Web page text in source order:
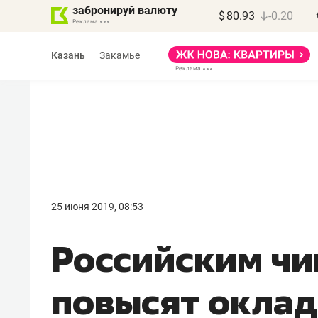
забронируй валюту $ 80.93 -0.20
Казань Закамье
25 июня 2019, 08:53
Российским
повысят
правил, бизнес может
потерять минимум